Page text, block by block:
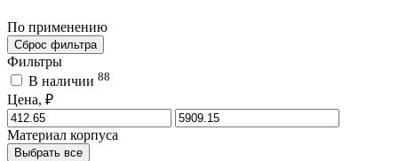
По применению
Сброс фильтра
Фильтры
В наличии 88
Цена, ₽
Материал корпуса
Выбрать все